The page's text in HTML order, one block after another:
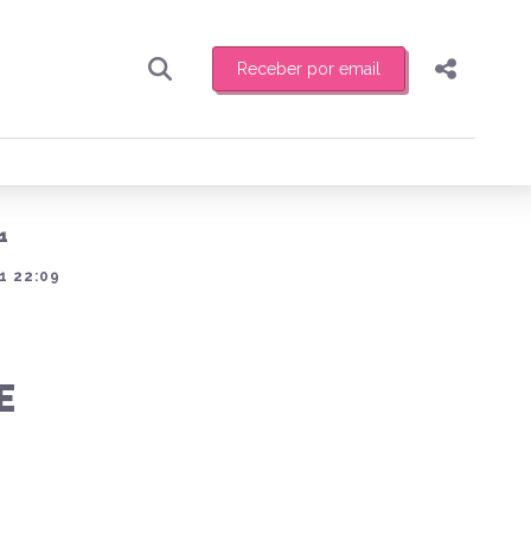
Receber por email
toda sexta-feira de manhã o resumo
Compartilhar
22:09